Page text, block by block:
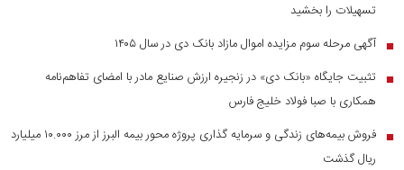
تسهیلات را بخشید
■ آگهی مرحله سوم مزایده اموال مازاد بانک دی در سال ۱۴۰۵
■
تثبیت جایگاه «بانک دی» در زنجیره ارزش صنایع مادر با امضای تفاهم‌نامه
همکاری با صبا فولاد خلیج فارس
■
فروش بیمه‌های زندگی و سرمایه گذاری پروژه محور بیمه البرز از مرز ۱۰.۰۰۰ میلیارد
ریال گذشت